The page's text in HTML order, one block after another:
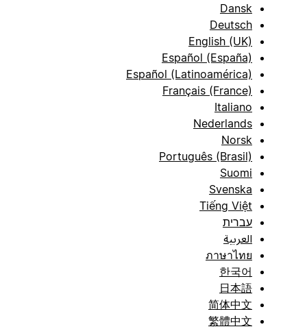
Dansk
Deutsch
English (UK)
Español (España)
Español (Latinoamérica)
Français (France)
Italiano
Nederlands
Norsk
Português (Brasil)
Suomi
Svenska
Tiếng Việt
עברית
العربية
ภาษาไทย
한국어
日本語
简体中文
繁體中文